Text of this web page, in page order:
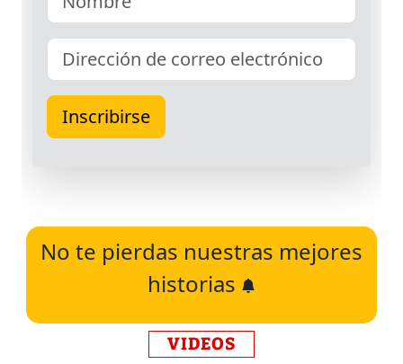
No te pierdas nuestras mejores
historias
VIDEOS